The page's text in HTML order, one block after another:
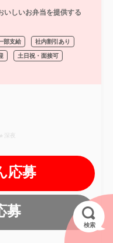
いしいお弁当を提供する
部支給 社内割引あり
土日祝・面接可
深夜
応募
募
検索